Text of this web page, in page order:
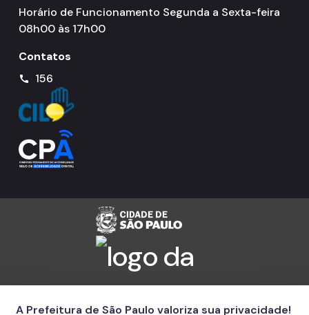
Horário de Funcionamento Segunda a Sexta-feira
08h00 às 17h00
Contatos
call 156
A Prefeitura de São Paulo valoriza sua privacidade!